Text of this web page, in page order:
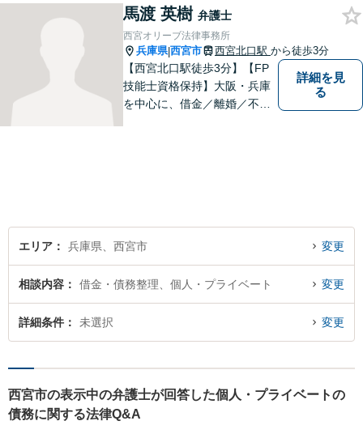
象とした、法律サービスを提
供しております。お気軽に、
ご相談ください。
馬渡 英樹 弁護士
西宮オリーブ法律事務所
兵庫県|西宮市 西宮北口駅 から徒歩3分
【西宮北口駅徒歩3分】【FP
技能士資格保持】大阪・兵庫
を中心に、借金／離婚／不動
詳細を見
る
エリア 兵庫県、西宮市 変更
相談内容 借金・債務整理、個人・プライベート 変更
詳細条件 未選択 変更
西宮市の表示中の弁護士が回答した個人・プライベートの
債務に関する法律Q&A